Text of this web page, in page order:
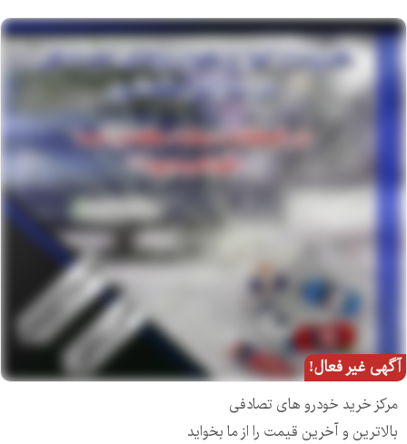
آگهی غیر فعال!
مرکز خرید خودرو های تصادفی
بالاترین و آخرین قیمت را از ما بخواید